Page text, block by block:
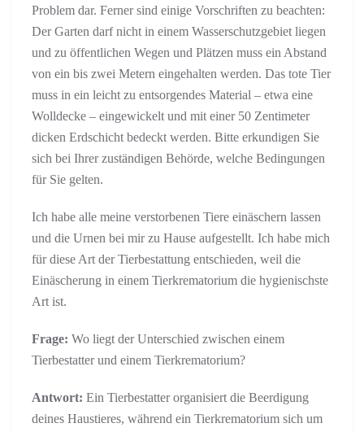
Problem dar. Ferner sind einige Vorschriften zu beachten:
Der Garten darf nicht in einem Wasserschutzgebiet liegen
und zu öffentlichen Wegen und Plätzen muss ein Abstand
von ein bis zwei Metern eingehalten werden. Das tote Tier
muss in ein leicht zu entsorgendes Material – etwa eine
Wolldecke – eingewickelt und mit einer 50 Zentimeter
dicken Erdschicht bedeckt werden. Bitte erkundigen Sie
sich bei Ihrer zuständigen Behörde, welche Bedingungen
für Sie gelten.
Ich habe alle meine verstorbenen Tiere einäschern lassen
und die Urnen bei mir zu Hause aufgestellt. Ich habe mich
für diese Art der Tierbestattung entschieden, weil die
Einäscherung in einem Tierkrematorium die hygienischste
Art ist.
Frage: Wo liegt der Unterschied zwischen einem
Tierbestatter und einem Tierkrematorium?
Antwort: Ein Tierbestatter organisiert die Beerdigung
deines Haustieres, während ein Tierkrematorium sich um